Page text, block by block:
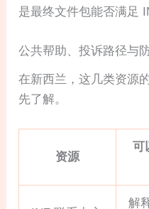
是最终文件包能否满足
公共帮助、投诉路径与
在新西兰，这几类资源
先了解。
资源
可
解